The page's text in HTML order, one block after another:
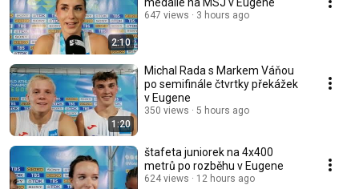
2:10
647 views 3 hours ago
1:20
Michal Rada s Markem Váňou
po semifinále čtvrtky překážek
v Eugene
350 views 5 hours ago
štafeta juniorek na 4x400
metrů po rozběhu v Eugene
624 views 12 hours ago